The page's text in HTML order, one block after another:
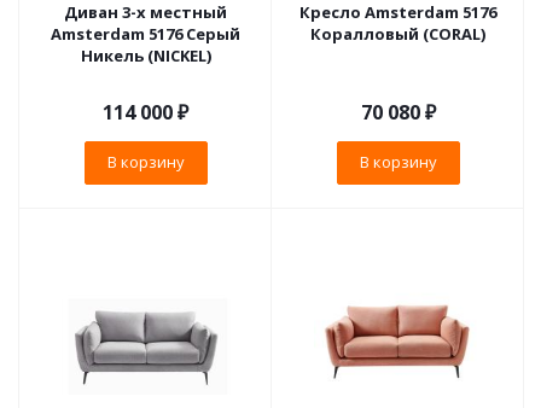
Диван 3-х местный
Amsterdam 5176 Серый
Никель (NICKEL)
114 000₽
В корзину
Кресло Amsterdam 5176
Коралловый (CORAL)
70 080₽
В корзину